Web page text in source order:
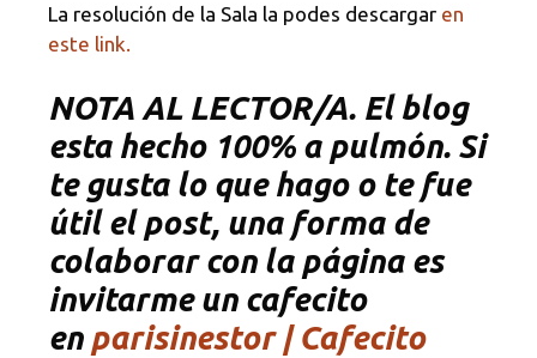
La resolución de la Sala la podes descargar en
este link.
NOTA AL LECTOR/A. El blog
esta hecho 100% a pulmón. Si
te gusta lo que hago o te fue
útil el post, una forma de
colaborar con la página es
invitarme un cafecito
en parisinestor | Cafecito